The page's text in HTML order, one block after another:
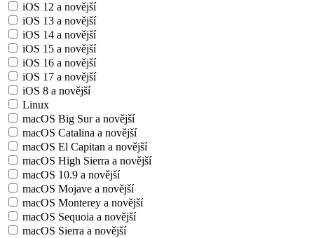
iOS 12 a novější
iOS 13 a novější
iOS 14 a novější
iOS 15 a novější
iOS 16 a novější
iOS 17 a novější
iOS 8 a novější
Linux
macOS Big Sur a novější
macOS Catalina a novější
macOS El Capitan a novější
macOS High Sierra a novější
macOS 10.9 a novější
macOS Mojave a novější
macOS Monterey a novější
macOS Sequoia a novější
macOS Sierra a novější